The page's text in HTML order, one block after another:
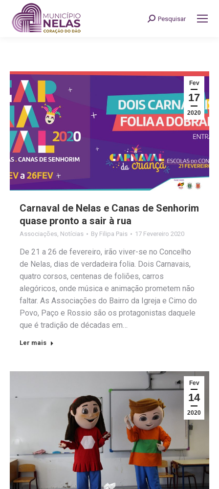
Search:
Pesquisar
Fev
17
2020
Carnaval de Nelas e Canas de Senhorim
quase pronto a sair à rua
Associações, Notícias By Filipa Pais 17 Fevereiro 2020
De 21 a 26 de fevereiro, irão viver-se no Concelho
de Nelas, dias de verdadeira folia. Dois Carnavais,
quatro corsos, centenas de foliões, carros
alegóricos, onde música e animação prometem não
faltar. As Associações do Bairro da Igreja e Cimo do
Povo, Paço e Rossio são os protagonistas daquele
que é tradição de décadas em…
Ler mais
Fev
14
2020